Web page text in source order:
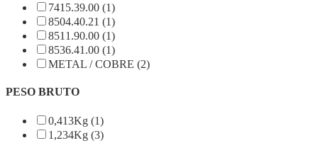
7415.39.00 (1)
8504.40.21 (1)
8511.90.00 (1)
8536.41.00 (1)
METAL / COBRE (2)
PESO BRUTO
0,413Kg (1)
1,234Kg (3)